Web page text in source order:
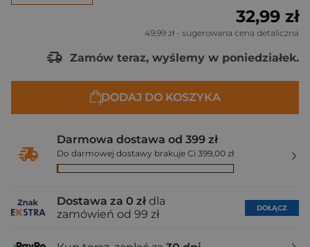
32,99 zł
49,99 zł - sugerowana cena detaliczna
Zamów teraz, wyślemy w poniedziałek.
DODAJ DO KOSZYKA
Darmowa dostawa od 399 zł
Do darmowej dostawy brakuje Ci 399,00 zł
Dostawa za 0 zł dla
zamówień od 99 zł
DOŁĄCZ